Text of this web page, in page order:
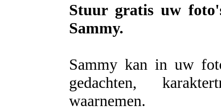
Stuur gratis uw
Sammy.
Sammy kan in uw
gedachten,
waarnemen.